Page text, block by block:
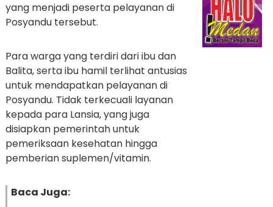
yang menjadi peserta pelayanan di
Posyandu tersebut.
Para warga yang terdiri dari ibu dan
Balita, serta ibu hamil terlihat antusias
untuk mendapatkan pelayanan di
Posyandu. Tidak terkecuali layanan
kepada para Lansia, yang juga
disiapkan pemerintah untuk
pemeriksaan kesehatan hingga
pemberian suplemen/vitamin.
Baca Juga: